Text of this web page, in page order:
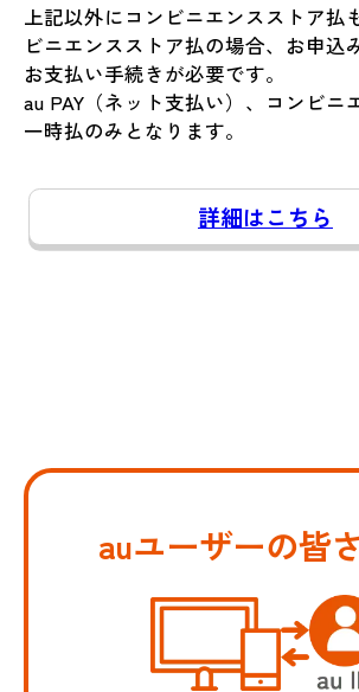
上記以外にコンビニエンスストア払
ビニエンスストア払の場合、お申込
お支払い手続きが必要です。
au PAY（ネット支払い）、コンビニ
一時払のみとなります。
詳細はこちら
auユーザーの皆